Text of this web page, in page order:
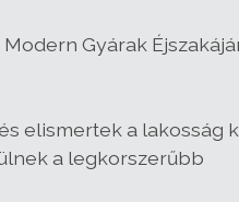
Gyárak
elismertek a lakosság
a legkorszerűbb